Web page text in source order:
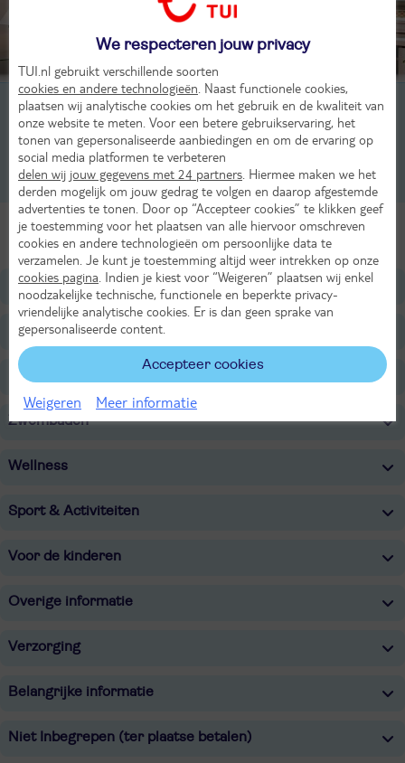
2-persoonskamer, Standard, 2-2 pers
2-persoonskamer, Superior, 2-2 pers
4-persoonskamer, Familiekamer, 4-4 pers
Alle Kamers
Ligging
Faciliteiten
Restaurants/Bars
Zwembaden
Wellness
Sport & Activiteiten
Voor de kinderen
Overige informatie
Verzorging
Belangrijke informatie
Niet Inbegrepen (ter plaatse betalen)
We respecteren jouw privacy
TUI.nl gebruikt verschillende soorten
cookies en andere technologieën . Naast functionele cookies,
plaatsen wij analytische cookies om het gebruik en de kwaliteit van
onze website te meten. Voor een betere gebruikservaring, het
tonen van gepersonaliseerde aanbiedingen en om de ervaring op
social media platformen te verbeteren
delen wij jouw gegevens met 24 partners . Hiermee maken we het
derden mogelijk om jouw gedrag te volgen en daarop afgestemde
advertenties te tonen. Door op “Accepteer cookies” te klikken geef
je toestemming voor het plaatsen van alle hiervoor omschreven
cookies en andere technologieën om persoonlijke data te
verzamelen. Je kunt je toestemming altijd weer intrekken op onze
cookies pagina . Indien je kiest voor “Weigeren” plaatsen wij enkel
noodzakelijke technische, functionele en beperkte privacy-
vriendelijke analytische cookies. Er is dan geen sprake van
gepersonaliseerde content.
Accepteer cookies
Weigeren Meer informatie